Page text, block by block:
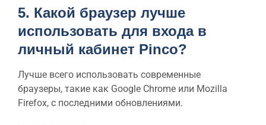
5. Какой браузер лучше
использовать для входа в
личный кабинет Pinco?
Лучше всего использовать современные
браузеры, такие как Google Chrome или Mozilla
Firefox, с последними обновлениями.